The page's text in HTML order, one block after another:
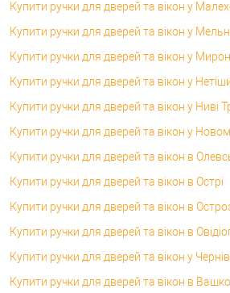
Купити ручки для дверей та вікон у
Купити ручки для дверей та вікон у
Купити ручки для дверей та вікон у
Купити ручки для дверей та вікон у
Купити ручки для дверей та вікон у Ниві
Купити ручки для дверей та вікон у
Купити ручки для дверей та вікон в
Купити ручки для дверей та вікон в Острі
Купити ручки для дверей та вікон в
Купити ручки для дверей та вікон в
Купити ручки для дверей та вікон у
Купити ручки для дверей та вікон в